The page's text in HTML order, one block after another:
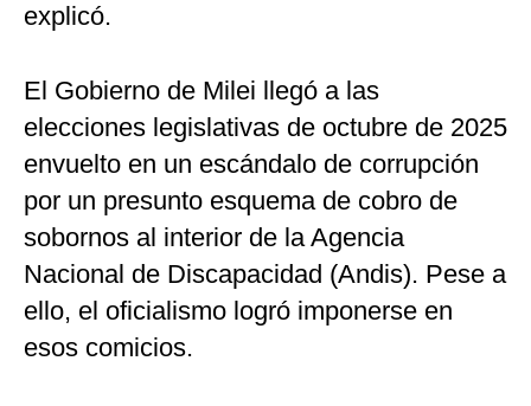
explicó.
El Gobierno de Milei llegó a las
elecciones legislativas de octubre de 2025
envuelto en un escándalo de corrupción
por un presunto esquema de cobro de
sobornos al interior de la Agencia
Nacional de Discapacidad (Andis). Pese a
ello, el oficialismo logró imponerse en
esos comicios.